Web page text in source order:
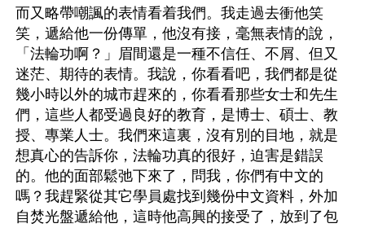
而又略帶嘲諷的表情看着我們。我走過去衝他笑
笑，遞給他一份傳單，他沒有接，毫無表情的說，
「法輪功啊？」眉間還是一種不信任、不屑、但又
迷茫、期待的表情。我說，你看看吧，我們都是從
幾小時以外的城市趕來的，你看看那些女士和先生
們，這些人都受過良好的教育，是博士、碩士、教
授、專業人士。我們來這裏，沒有別的目地，就是
想真心的告訴你，法輪功真的很好，迫害是錯誤
的。他的面部鬆弛下來了，問我，你們有中文的
嗎？我趕緊從其它學員處找到幾份中文資料，外加
自焚光盤遞給他，這時他高興的接受了，放到了包